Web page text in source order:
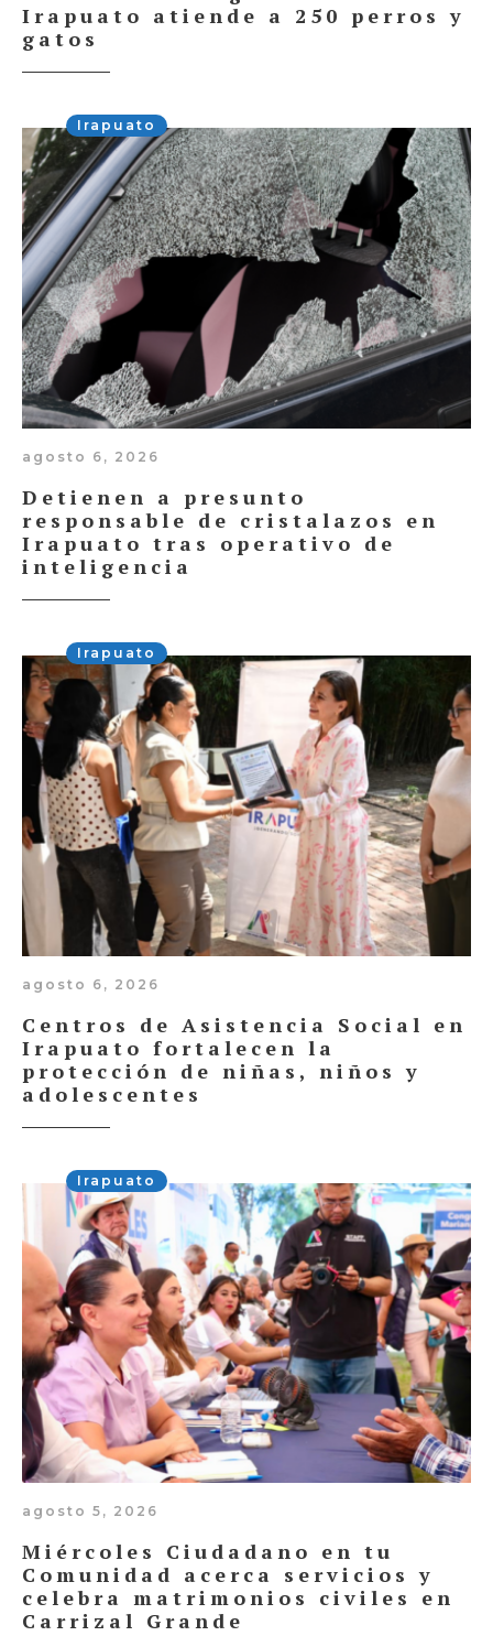
Irapuato atiende a 250 perros y
gatos
Irapuato
agosto 6, 2026
Detienen a presunto
responsable de cristalazos en
Irapuato tras operativo de
inteligencia
Irapuato
agosto 6, 2026
Centros de Asistencia Social en
Irapuato fortalecen la
protección de niñas, niños y
adolescentes
Irapuato
agosto 5, 2026
Miércoles Ciudadano en tu
Comunidad acerca servicios y
celebra matrimonios civiles en
Carrizal Grande